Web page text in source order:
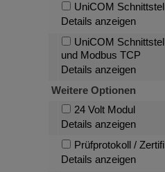
UniCOM
Details anzeigen
UniCOM
und Modbus TCP
Details anzeigen
Weitere Optionen
24 Volt Modul
Details anzeigen
Prüfprotokoll /
Details anzeigen